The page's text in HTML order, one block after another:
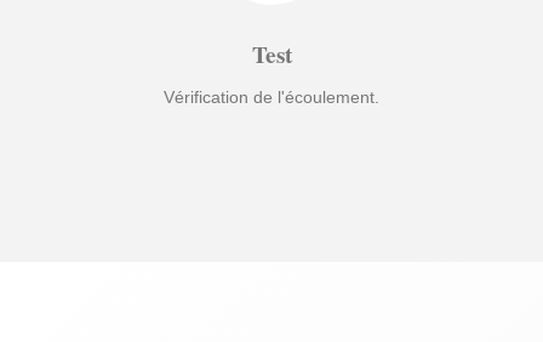
Test
Vérification de l'écoulement.